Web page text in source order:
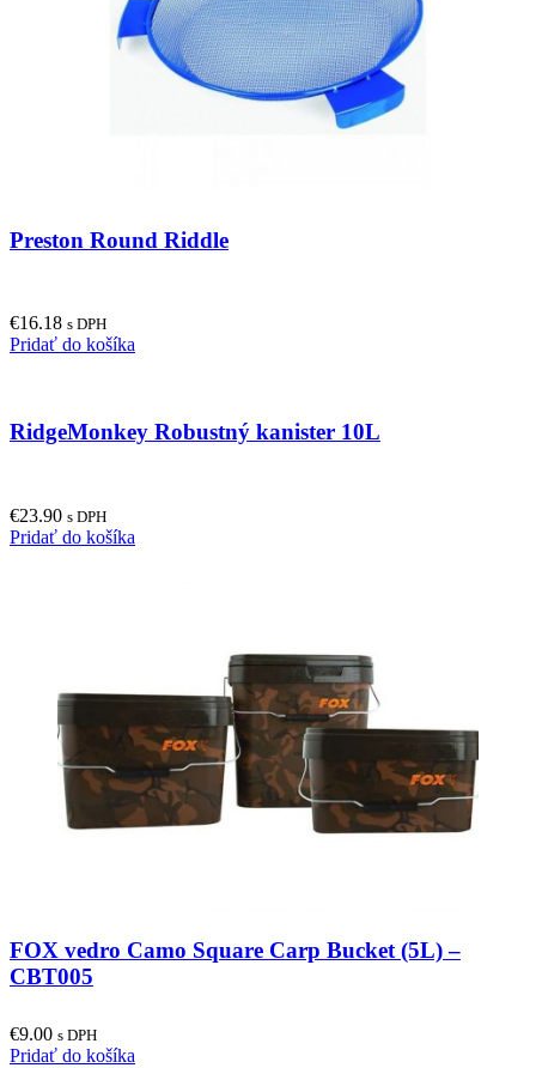
Preston Round Riddle
€16.18 s DPH
Pridať do košíka
RidgeMonkey Robustný kanister 10L
€23.90 s DPH
Pridať do košíka
FOX vedro Camo Square Carp Bucket (5L) –
CBT005
€9.00 s DPH
Pridať do košíka